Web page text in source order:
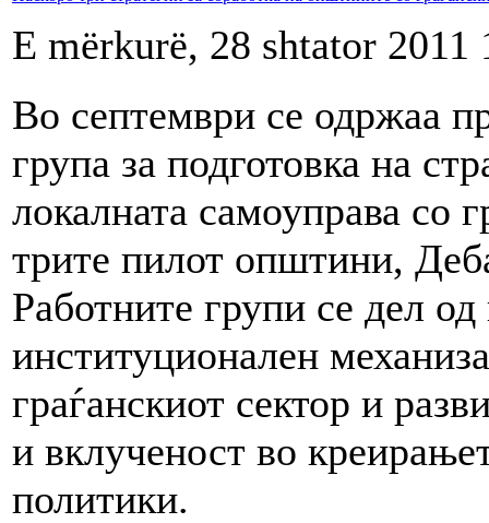
E mërkurë, 28 shtator 2011
Во септември се одржаа
група за подготовка на
локалната самоуправа со
трите пилот општини,
Работните групи се дел
институционален
граѓанскиот сектор и
и вклученост во
политики.